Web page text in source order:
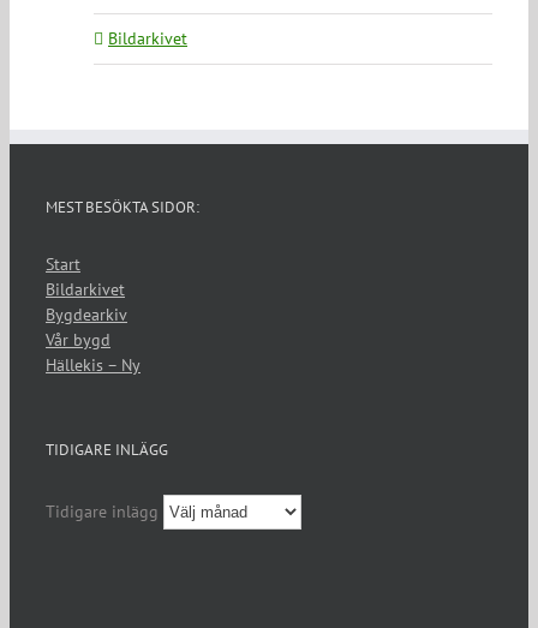
Bildarkivet
MEST BESÖKTA SIDOR:
Start
Bildarkivet
Bygdearkiv
Vår bygd
Hällekis – Ny
TIDIGARE INLÄGG
Tidigare inlägg